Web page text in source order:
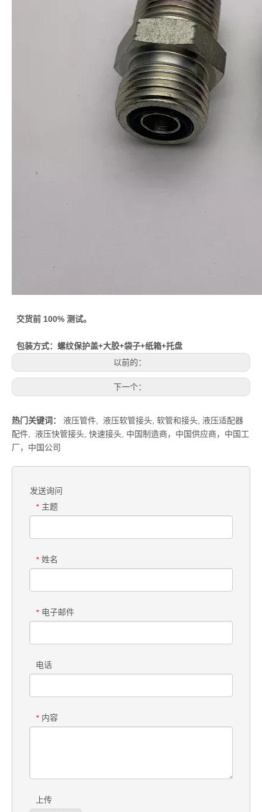
交货前 100% 测试。
包装方式：螺纹保护盖+大胶+袋子+纸箱+托盘
以前的：
下一个：
热门关键词： 液压管件 液压软管接头 软管和接头 液压适配器
配件
液压快管接头 快速接头 中国制造商，中国供应商，中国工
厂，中国公司
发送询问
* 主题
* 姓名
* 电子邮件
电话
* 内容
上传